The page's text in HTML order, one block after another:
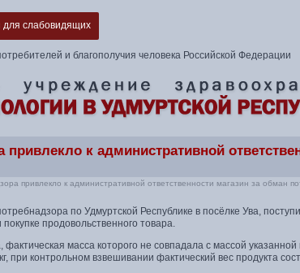
слабовидящих
и благополучия человека Российской Федерации
к административной
привлекло к административной ответственности магазин за обман
по Удмуртской Республике в посёлке Ува,
продовольственного товара.
масса которого не совпадала с массой
при контрольном взвешивании фактический вес продукта